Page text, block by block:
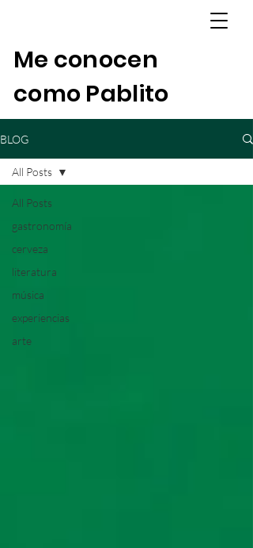
Me conocen
como Pablito
BLOG
All Posts
gastronomía
cerveza
literatura
música
experiencias
arte
All Posts